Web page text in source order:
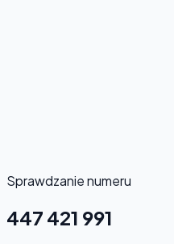
Sprawdzanie numeru
447 421 991